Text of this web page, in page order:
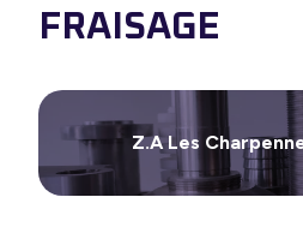
solutions
Groupe
faire
FRAISAGE
Z.A Les